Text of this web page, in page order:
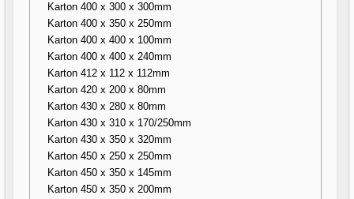
Karton 400 x 300 x 300mm
Karton 400 x 350 x 250mm
Karton 400 x 400 x 100mm
Karton 400 x 400 x 240mm
Karton 412 x 112 x 112mm
Karton 420 x 200 x 80mm
Karton 430 x 280 x 80mm
Karton 430 x 310 x 170/250mm
Karton 430 x 350 x 320mm
Karton 450 x 250 x 250mm
Karton 450 x 350 x 145mm
Karton 450 x 350 x 200mm